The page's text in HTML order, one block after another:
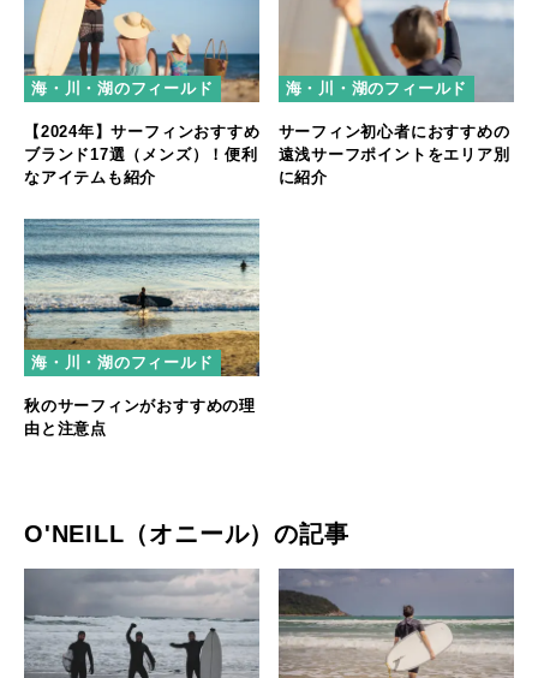
海・川・湖のフィールド
【2024年】サーフィンおすすめ
ブランド17選（メンズ）！便利
なアイテムも紹介
海・川・湖のフィールド
サーフィン初心者におすすめの
遠浅サーフポイントをエリア別
に紹介
海・川・湖のフィールド
秋のサーフィンがおすすめの理
由と注意点
O'NEILL（オニール）の記事